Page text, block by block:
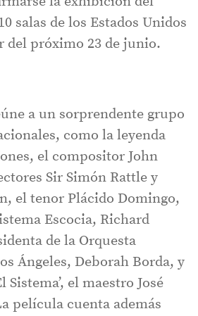
salas de los Estados Unidos
del próximo 23 de junio.
a un sorprendente grupo
como la leyenda
el compositor John
Sir Simón Rattle y
el tenor Plácido Domingo,
Escocia, Richard
de la Orquesta
Ángeles, Deborah Borda, y
Sistema’, el maestro José
película cuenta además